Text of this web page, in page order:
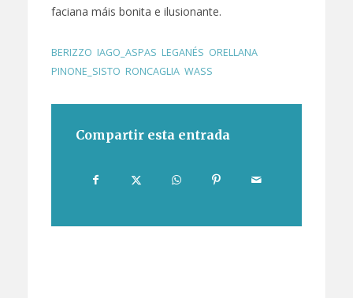
faciana máis bonita e ilusionante.
BERIZZO IAGO_ASPAS LEGANÉS ORELLANA,
PINONE_SISTO RONCAGLIA, WASS
Compartir esta entrada